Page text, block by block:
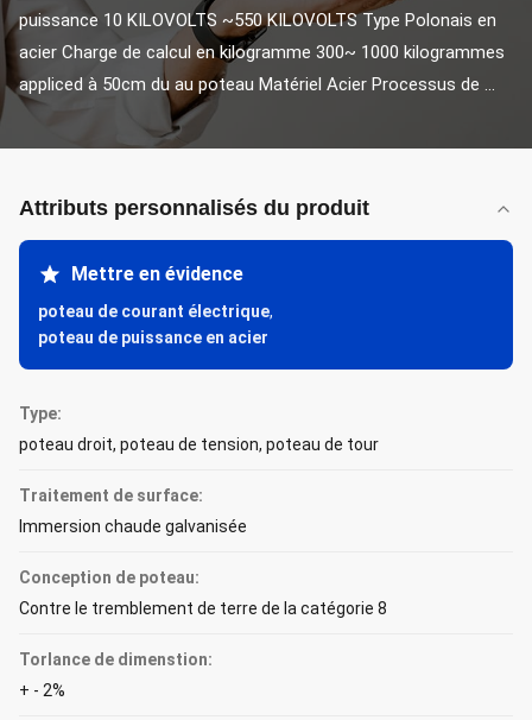
puissance 10 KILOVOLTS ~550 KILOVOLTS Type Polonais en
acier Charge de calcul en kilogramme 300~ 1000 kilogrammes
appliced à 50cm du au poteau Matériel Acier Processus de ...
Attributs personnalisés du produit
Mettre en évidence
poteau de courant électrique,
poteau de puissance en acier
Type:
poteau droit, poteau de tension, poteau de tour
Traitement de surface:
Immersion chaude galvanisée
Conception de poteau:
Contre le tremblement de terre de la catégorie 8
Torlance de dimenstion:
+ - 2%